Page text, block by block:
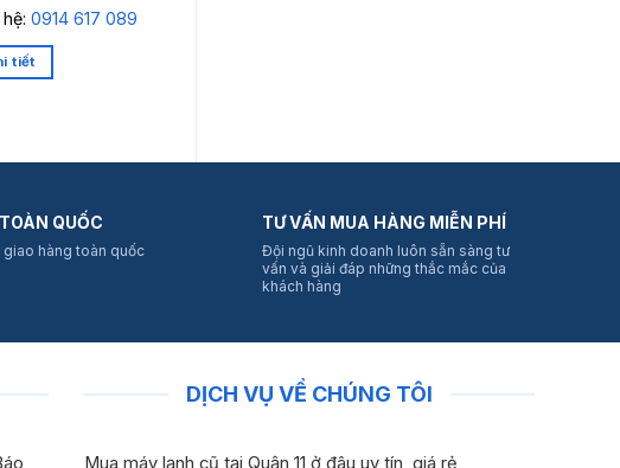
0914 617 089
tiết
QUỐC
giao hàng toàn quốc
TƯ VẤN MUA HÀNG MIỄN PHÍ
Đội ngũ kinh doanh luôn sẵn sàng tư
vấn và giải đáp những thắc mắc của
khách hàng
DỊCH VỤ VỀ CHÚNG TÔI
Mua máy lạnh cũ tại Quận 11 ở đâu uy tín, giá rẻ